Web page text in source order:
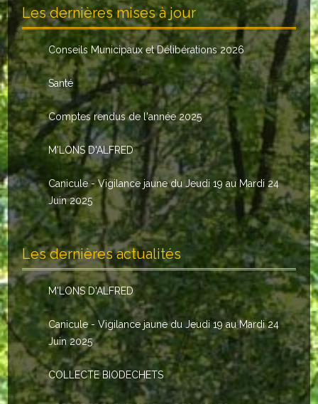
LA MAIRIE
Horaires
Agence postale
Le conseil municipal
Les élus
Les commissions
Les comptes rendus
Le personnel communal
L'Echo de Nuaillé
Tarifs et locations
Galeries photos
INDISPENSABLES
Nouveaux arrivants
Les dernières mises à jour
Conseils Municipaux et Délibérations 2026
Santé
Comptes rendus de l'année 2025
M'LONS D'ALFRED
Canicule - Vigilance jaune du Jeudi 19 au Mardi 24
Juin 2025
Les dernières actualités
M'LONS D'ALFRED
Canicule - Vigilance jaune du Jeudi 19 au Mardi 24
Juin 2025
COLLECTE BIODECHETS